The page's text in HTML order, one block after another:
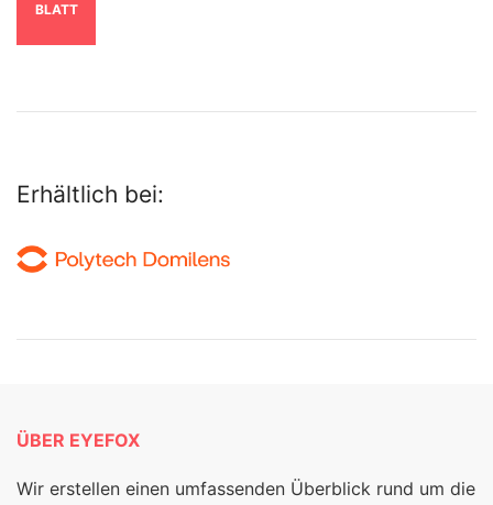
BLATT
Erhältlich bei:
ÜBER EYEFOX
Wir erstellen einen umfassenden Überblick rund um die